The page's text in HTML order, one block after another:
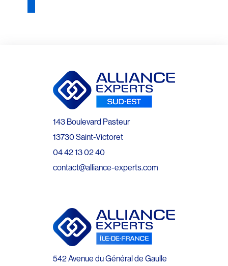
143 Boulevard Pasteur
13730 Saint-Victoret
04 42 13 02 40
contact@alliance-experts.com
542 Avenue du Général de Gaulle